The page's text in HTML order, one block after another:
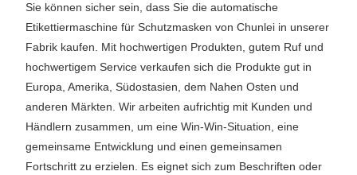
Sie können sicher sein, dass Sie die automatische
Etikettiermaschine für Schutzmasken von Chunlei in unserer
Fabrik kaufen. Mit hochwertigen Produkten, gutem Ruf und
hochwertigem Service verkaufen sich die Produkte gut in
Europa, Amerika, Südostasien, dem Nahen Osten und
anderen Märkten. Wir arbeiten aufrichtig mit Kunden und
Händlern zusammen, um eine Win-Win-Situation, eine
gemeinsame Entwicklung und einen gemeinsamen
Fortschritt zu erzielen. Es eignet sich zum Beschriften oder